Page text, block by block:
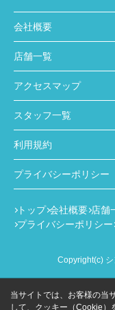
会社概要
店舗一覧
アクセスマップ
スタッフ一覧
利用規約
プライバシーポリシー
トップ 会社概要 店舗
プライバシーポリシー
Copyright(c)
当サイトでは、お客様の当
して、クッキー（Cookie）